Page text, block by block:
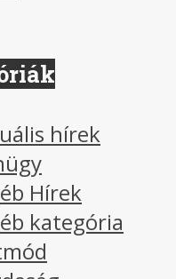
hírek
Hírek
kategória